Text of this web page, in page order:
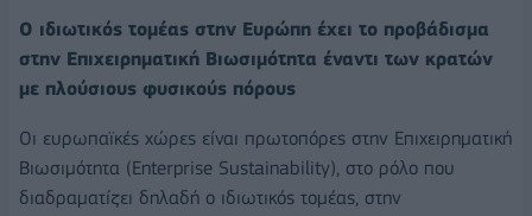
Ο ιδιωτικός τομέας στην Ευρώπη έχει το προβάδισμα
στην Επιχειρηματική Βιωσιμότητα έναντι των κρατών
με πλούσιους φυσικούς πόρους
Οι ευρωπαϊκές χώρες είναι πρωτοπόρες στην Επιχειρηματική
Βιωσιμότητα (Enterprise Sustainability), στο ρόλο που
διαδραματίζει δηλαδή ο ιδιωτικός τομέας, στην